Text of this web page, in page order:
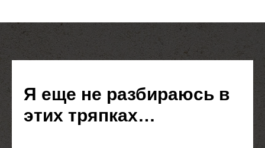
Я еще не разбираюсь в
этих тряпках…